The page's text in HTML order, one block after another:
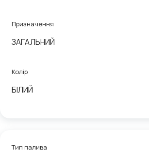
Призначення
ЗАГАЛЬНИЙ
Колір
БІЛИЙ
Тип палива